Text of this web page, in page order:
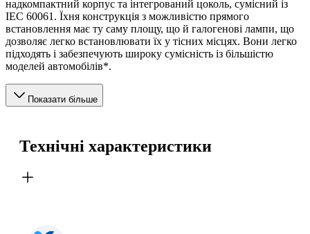
надкомпактний корпус та інтегрований цоколь, сумісний із
IEC 60061. Їхня конструкція з можливістю прямого
встановлення має ту саму площу, що й галогенові лампи, що
дозволяє легко встановлювати їх у тісних місцях. Вони легко
підходять і забезпечують широку сумісність із більшістю
моделей автомобілів*.
Показати більше
Технічні характеристики